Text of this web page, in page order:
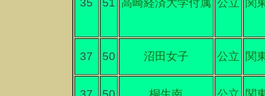
35 51 高崎経済大学付属 公立 関
37 50 沼田女子 公立 関